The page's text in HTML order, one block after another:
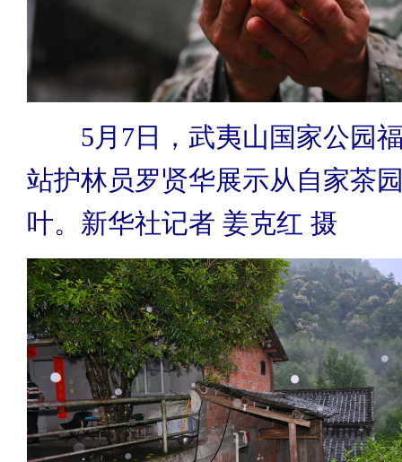
5月7日，武夷山国家公园福
站护林员罗贤华展示从自家茶
叶。新华社记者 姜克红 摄